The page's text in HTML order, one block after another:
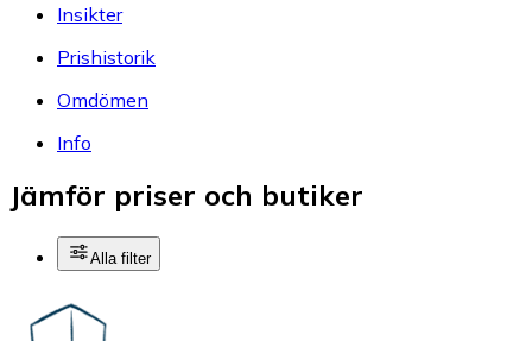
Insikter
Prishistorik
Omdömen
Info
Jämför priser och butiker
Alla filter